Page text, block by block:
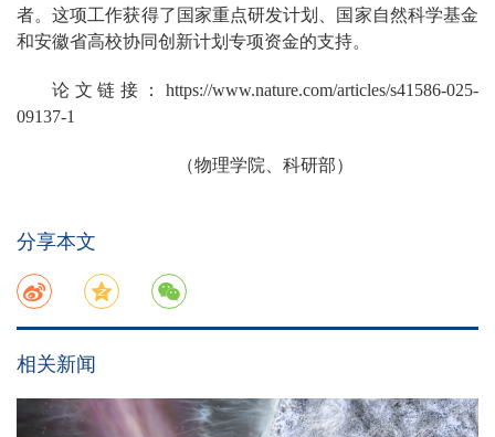
者。这项工作获得了国家重点研发计划、国家自然科学基金
和安徽省高校协同创新计划专项资金的支持。
论文链接：https://www.nature.com/articles/s41586-025-
09137-1
（物理学院、科研部）
分享本文
相关新闻